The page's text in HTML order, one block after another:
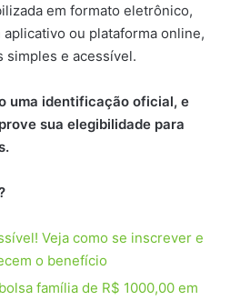
em formato eletrônico,
ou plataforma online,
simples e acessível.
uma identificação oficial, e
sua elegibilidade para
Veja como se inscrever e
o benefício
família de R$ 1000,00 em